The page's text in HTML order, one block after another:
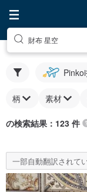
財布 星空
柄 素材
の検索結果：123 件
一部自動翻訳されて